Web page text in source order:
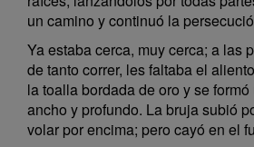
un camino y continuó la
Ya estaba cerca, muy cerca; a las
de tanto correr, les faltaba el
la toalla bordada de oro y se
ancho y profundo. La bruja subió
volar por encima; pero cayó en el